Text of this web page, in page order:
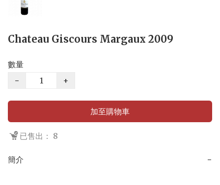
Chateau Giscours Margaux 2009
數量
−
+
加至購物車
已售出： 8
簡介 −